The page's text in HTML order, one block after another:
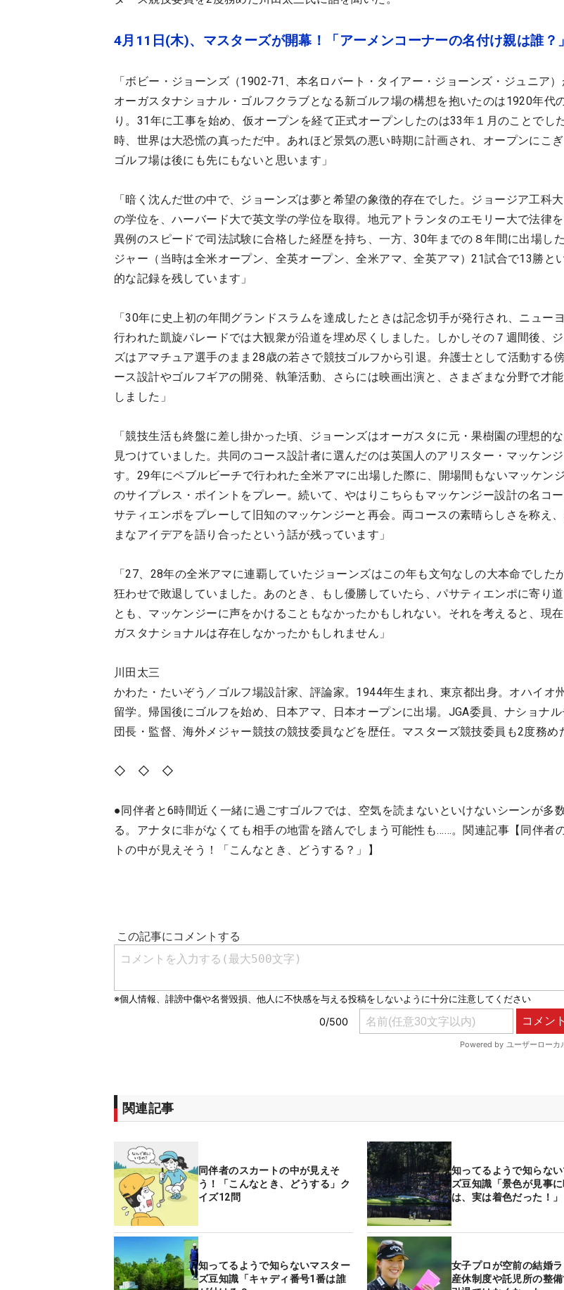
4月11日(木)、マスターズが開幕！「アーメンコーナーの名付け親は誰？」
「ボビー・ジョーンズ（1902-71、本名ロバート・タイアー・ジョーンズ・ジュニア
オーガスタナショナル・ゴルフクラブとなる新ゴルフ場の構想を抱いたのは1920年代
り。31年に工事を始め、仮オープンを経て正式オープンしたのは33年１月のことでし
時、世界は大恐慌の真っただ中。あれほど景気の悪い時期に計画され、オープンにこ
ゴルフ場は後にも先にもないと思います」
「暗く沈んだ世の中で、ジョーンズは夢と希望の象徴的存在でした。ジョージア工科
の学位を、ハーバード大で英文学の学位を取得。地元アトランタのエモリー大で法律を
異例のスピードで司法試験に合格した経歴を持ち、一方、30年までの８年間に出場し
ジャー（当時は全米オープン、全英オープン、全米アマ、全英アマ）21試合で13勝と
的な記録を残しています」
「30年に史上初の年間グランドスラムを達成したときは記念切手が発行され、ニュー
行われた凱旋パレードでは大観衆が沿道を埋め尽くしました。しかしその７週間後、
ズはアマチュア選手のまま28歳の若さで競技ゴルフから引退。弁護士として活動する
ース設計やゴルフギアの開発、執筆活動、さらには映画出演と、さまざまな分野で才
しました」
「競技生活も終盤に差し掛かった頃、ジョーンズはオーガスタに元・果樹園の理想的
見つけていました。共同のコース設計者に選んだのは英国人のアリスター・マッケン
す。29年にペブルビーチで行われた全米アマに出場した際に、開場間もないマッケン
のサイプレス・ポイントをプレー。続いて、やはりこちらもマッケンジー設計の名コ
サティエンポをプレーして旧知のマッケンジーと再会。両コースの素晴らしさを称え
まなアイデアを語り合ったという話が残っています」
「27、28年の全米アマに連覇していたジョーンズはこの年も文句なしの大本命でした
狂わせで敗退していました。あのとき、もし優勝していたら、パサティエンポに寄り
とも、マッケンジーに声をかけることもなかったかもしれない。それを考えると、現
ガスタナショナルは存在しなかったかもしれません」
川田太三
かわた・たいぞう／ゴルフ場設計家、評論家。1944年生まれ、東京都出身。オハイオ
留学。帰国後にゴルフを始め、日本アマ、日本オープンに出場。JGA委員、ナショナ
団長・監督、海外メジャー競技の競技委員などを歴任。マスターズ競技委員も2度務め
◇ ◇ ◇
●同伴者と6時間近く一緒に過ごすゴルフでは、空気を読まないといけないシーンが多
る。アナタに非がなくても相手の地雷を踏んでしまう可能性も……。関連記事【同伴者
トの中が見えそう！「こんなとき、どうする？」】
関連記事
同伴者のスカートの中が見えそ
う！「こんなとき、どうする」ク
イズ12問
知ってるようで知らな
ズ豆知識「景色が見事
は、実は着色だった！」
知ってるようで知らないマスター
ズ豆知識「キャディ番号1番は誰
女子プロが空前の結婚ラ
産休制度や託児所の整